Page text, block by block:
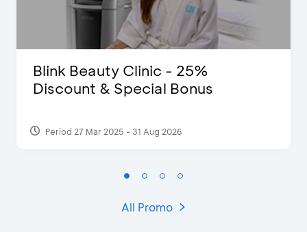
Blink Beauty Clinic - 25%
Discount & Special Bonus
Period 27 Mar 2025 - 31 Aug 2026
All Promo